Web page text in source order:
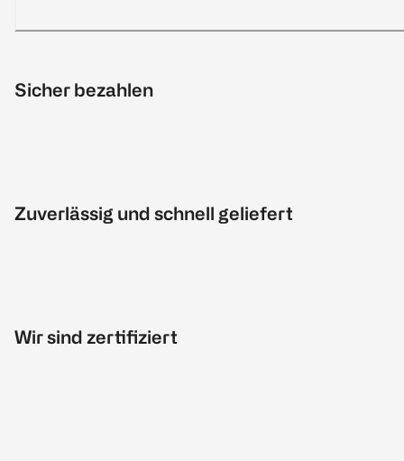
Sicher bezahlen
Zuverlässig und schnell geliefert
Wir sind zertifiziert